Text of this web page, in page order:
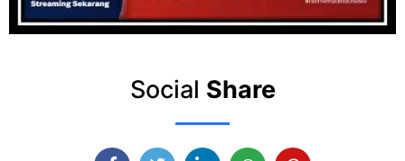
Social Share